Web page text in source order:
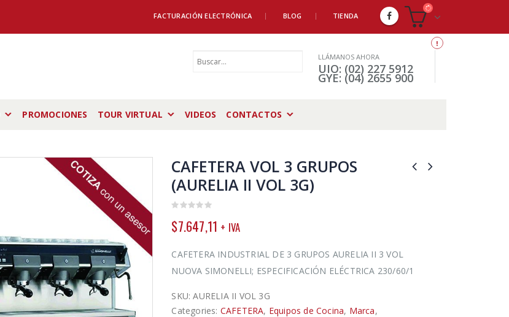
FACTURACIÓN ELECTRÓNICA BLOG TIENDA
LLÁMANOS AHORA
UIO: (02) 227 5912
GYE: (04) 2655 900
PROMOCIONES TOUR VIRTUAL VIDEOS CONTACTOS
CAFETERA VOL 3 GRUPOS
(AURELIA II VOL 3G)
out
of
$7.647,11 + IVA
CAFETERA INDUSTRIAL DE 3 GRUPOS AURELIA II 3 VOL
NUOVA SIMONELLI; ESPECIFICACIÓN ELÉCTRICA 230/60/1
SKU:AURELIA II VOL 3G
Categories: CAFETERA, Equipos de Cocina, Marca,